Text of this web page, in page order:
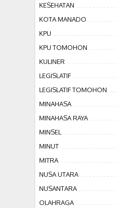
KESEHATAN
KOTA MANADO
KPU
KPU TOMOHON
KULINER
LEGISLATIF
LEGISLATIF TOMOHON
MINAHASA
MINAHASA RAYA
MINSEL
MINUT
MITRA
NUSA UTARA
NUSANTARA
OLAHRAGA